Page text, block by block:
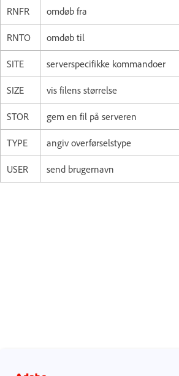
RNFR omdøb fra
RNTO omdøb til
SITE serverspecifikke kommandoer
SIZE vis filens størrelse
STOR gem en fil på serveren
TYPE angiv overførselstype
USER send brugernavn